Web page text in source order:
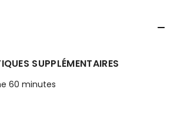
SUPPLÉMENTAIRES
60 minutes